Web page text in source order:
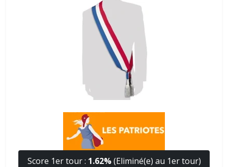
Score 1er tour : 1.62%(Eliminé(e) au 1er tour)